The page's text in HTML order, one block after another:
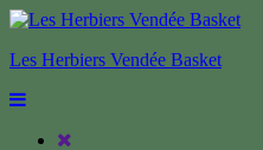
Les Herbiers Vendée Basket